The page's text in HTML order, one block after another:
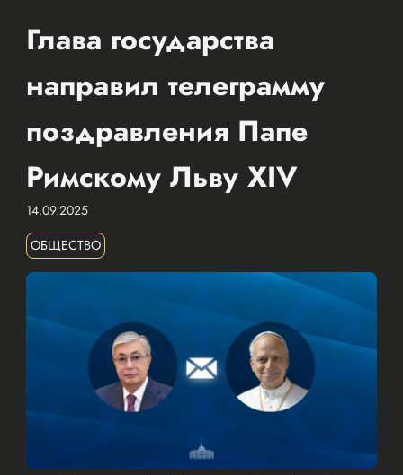
Глава государства
направил телеграмму
поздравления Папе
Римскому Льву XIV
14.09.2025
ОБЩЕСТВО